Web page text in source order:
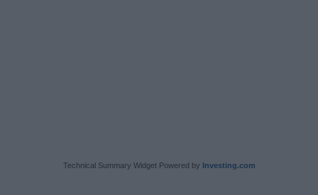
Technical Summary Widget Powered by Investing.com